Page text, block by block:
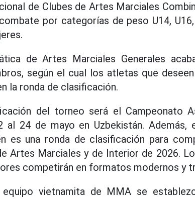
de Clubes de Artes Marciales
por categorías de peso U14,
de Artes Marciales Generales
según el cual los atletas que
la ronda de clasificación.
del torneo será el Campeonato
al 24 de mayo en Uzbekistán. Además,
es una ronda de clasificación para
Artes Marciales y de Interior de 2026.
competirán en formatos modernos y
vietnamita de MMA se